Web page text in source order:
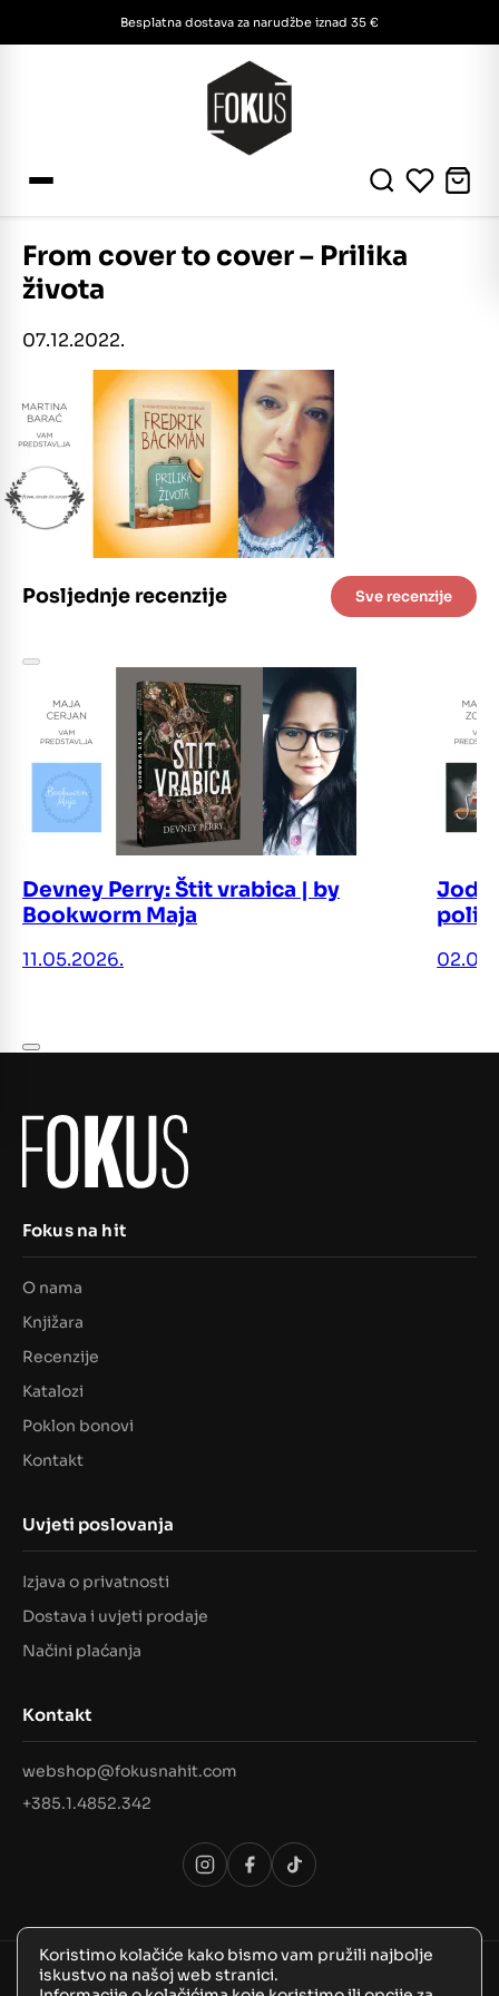
Besplatna dostava za narudžbe iznad 35 €
From cover to cover – Prilika
života
07.12.2022.
Posljednje recenzije Sve recenzije
Devney Perry: Štit vrabica | by
Bookworm Maja
11.05.2026.
Jodi
Fokus na hit
O nama
Knjižara
Recenzije
Katalozi
Poklon bonovi
Kontakt
Uvjeti poslovanja
Izjava o privatnosti
Dostava i uvjeti prodaje
Načini plaćanja
Kontakt
webshop@fokusnahit.com
+385.1.4852.342
© 2026 Sva prava pridržana, FokusNaHit!
Koristimo kolačiće kako bismo vam pružili najbolje
iskustvo na našoj web stranici.